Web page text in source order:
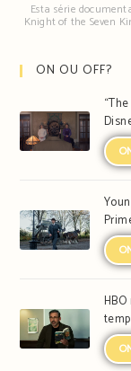
Esta série
Knight of the Seven
ON OU OFF?